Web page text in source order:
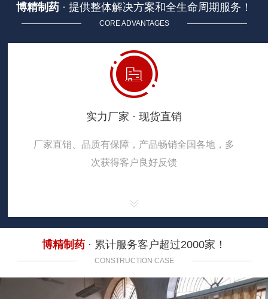
博精制药 · 提供整体解决方案和全生命周期服务！
CORE ADVANTAGES
实力厂家 · 现货直销
厂家直销、品质有保障，产品畅销全国各地，多
次获得客户良好反馈
博精制药 · 累计服务客户超过2000家！
CONSTRUCTION CASE